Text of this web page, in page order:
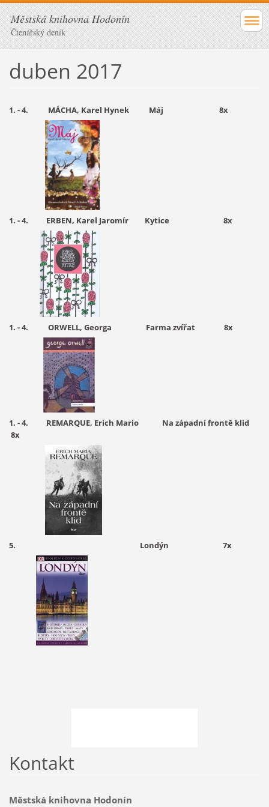
Městská knihovna Hodonín
Čtenářský deník
duben 2017
1. - 4. MÁCHA, Karel Hynek Máj 8x
1. - 4. ERBEN, Karel Jaromír Kytice 8x
1. - 4. ORWELL, Georga Farma zvířat 8x
1. - 4. REMARQUE, Erich Mario Na západní frontě klid
8x
5. Londýn 7x
Kontakt
Městská knihovna Hodonín